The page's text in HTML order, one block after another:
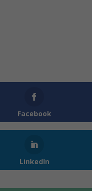
Facebook
LinkedIn